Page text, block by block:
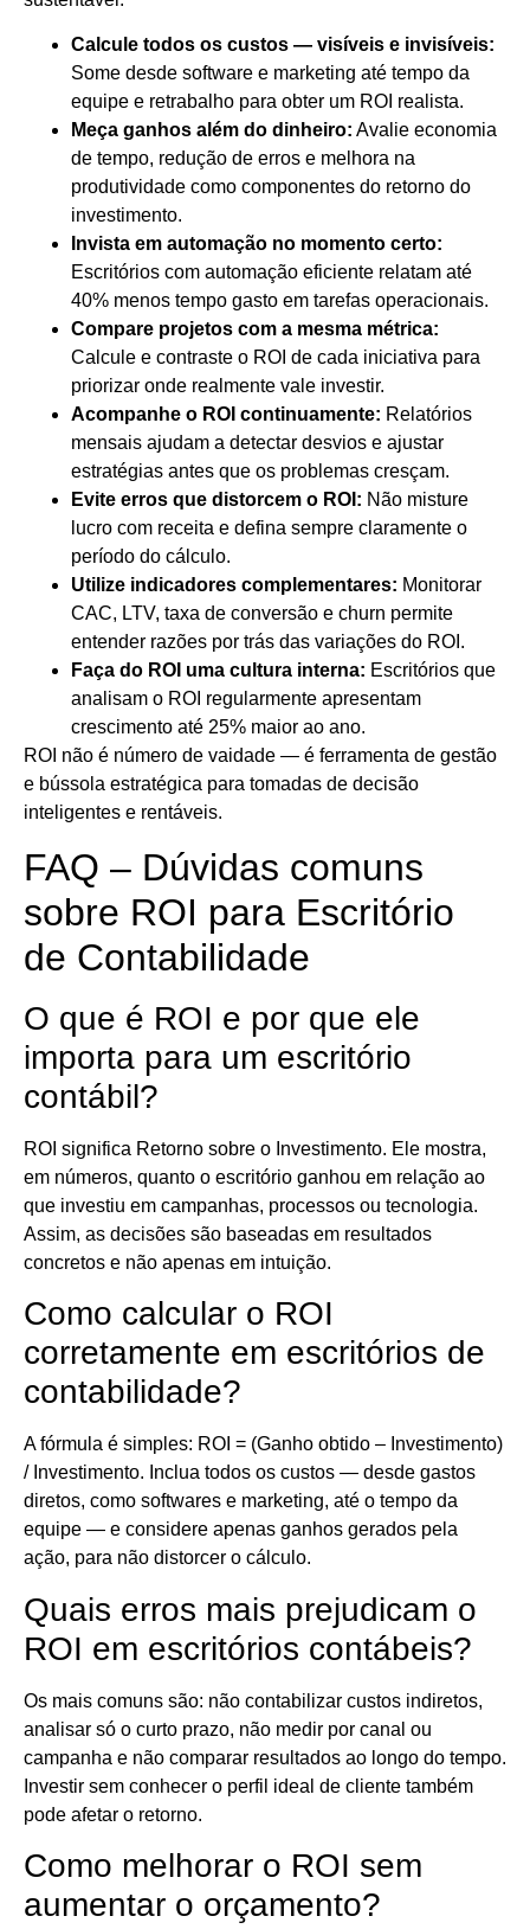
Calcule todos os custos — visíveis e invisíveis:
Some desde software e marketing até tempo da
equipe e retrabalho para obter um ROI realista.
Meça ganhos além do dinheiro: Avalie economia
de tempo, redução de erros e melhora na
produtividade como componentes do retorno do
investimento.
Invista em automação no momento certo:
Escritórios com automação eficiente relatam até
40% menos tempo gasto em tarefas operacionais.
Compare projetos com a mesma métrica:
Calcule e contraste o ROI de cada iniciativa para
priorizar onde realmente vale investir.
Acompanhe o ROI continuamente: Relatórios
mensais ajudam a detectar desvios e ajustar
estratégias antes que os problemas cresçam.
Evite erros que distorcem o ROI: Não misture
lucro com receita e defina sempre claramente o
período do cálculo.
Utilize indicadores complementares: Monitorar
CAC, LTV, taxa de conversão e churn permite
entender razões por trás das variações do ROI.
Faça do ROI uma cultura interna: Escritórios que
analisam o ROI regularmente apresentam
crescimento até 25% maior ao ano.
ROI não é número de vaidade — é ferramenta de gestão
e bússola estratégica para tomadas de decisão
inteligentes e rentáveis.
FAQ – Dúvidas comuns
sobre ROI para Escritório
de Contabilidade
O que é ROI e por que ele
importa para um escritório
contábil?
ROI significa Retorno sobre o Investimento. Ele mostra,
em números, quanto o escritório ganhou em relação ao
que investiu em campanhas, processos ou tecnologia.
Assim, as decisões são baseadas em resultados
concretos e não apenas em intuição.
Como calcular o ROI
corretamente em escritórios de
contabilidade?
A fórmula é simples: ROI = (Ganho obtido – Investimento)
/ Investimento. Inclua todos os custos — desde gastos
diretos, como softwares e marketing, até o tempo da
equipe — e considere apenas ganhos gerados pela
ação, para não distorcer o cálculo.
Quais erros mais prejudicam o
ROI em escritórios contábeis?
Os mais comuns são: não contabilizar custos indiretos,
analisar só o curto prazo, não medir por canal ou
campanha e não comparar resultados ao longo do tempo.
Investir sem conhecer o perfil ideal de cliente também
pode afetar o retorno.
Como melhorar o ROI sem
aumentar o orçamento?